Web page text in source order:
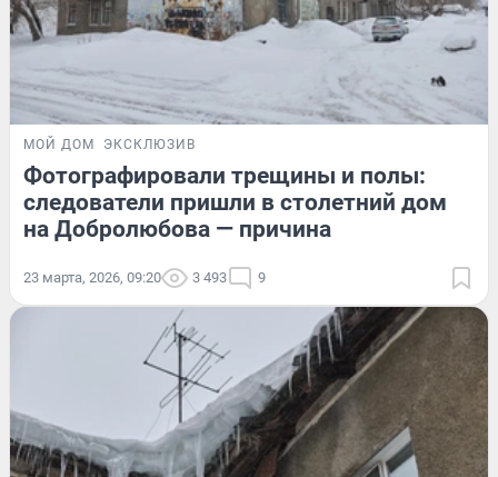
МОЙ ДОМ ЭКСКЛЮЗИВ
Фотографировали трещины и полы:
следователи пришли в столетний дом
на Добролюбова — причина
23 марта, 2026, 09:20 3 493 9